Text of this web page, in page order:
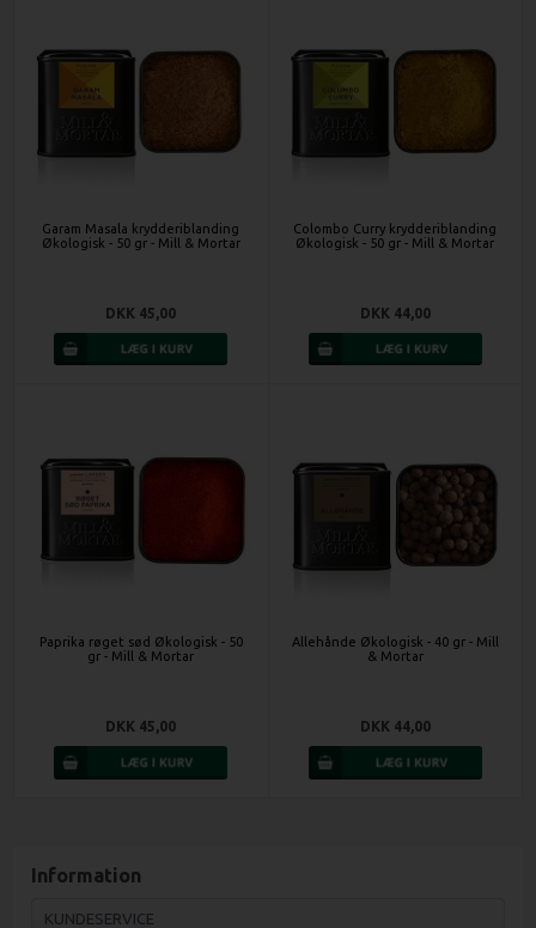
Garam Masala krydderiblanding
Økologisk - 50 gr - Mill & Mortar
DKK 45,00
Colombo Curry krydderiblanding
Økologisk - 50 gr - Mill & Mortar
DKK 44,00
Paprika røget sød Økologisk - 50
gr - Mill & Mortar
DKK 45,00
Allehånde Økologisk - 40 gr - Mill
& Mortar
DKK 44,00
Information
KUNDESERVICE